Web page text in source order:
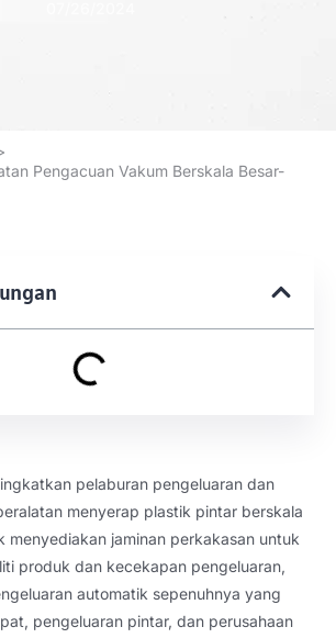
Pengacuan Vakum Berskala Besar-
pelaburan pengeluaran dan
menyerap plastik pintar berskala
menyediakan jaminan perkakasan untuk
produk dan kecekapan pengeluaran,
automatik sepenuhnya yang
pengeluaran pintar, dan perusahaan